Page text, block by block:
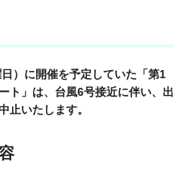
）に開催を予定していた「第1
ト」は、台風6号接近に伴い、出
止いたします。